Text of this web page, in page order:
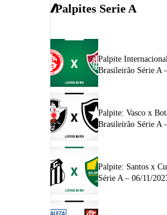
Palpites Serie A
Palpite
Brasileirão Série A
Palpite: Vasco x
Brasileirão Série A
Palpite: Santos x
Série A – 06/11/